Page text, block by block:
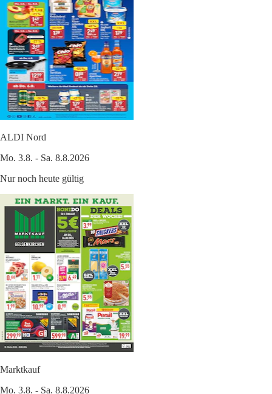
ALDI Nord
Mo. 3.8. - Sa. 8.8.2026
Nur noch heute gültig
Marktkauf
Mo. 3.8. - Sa. 8.8.2026